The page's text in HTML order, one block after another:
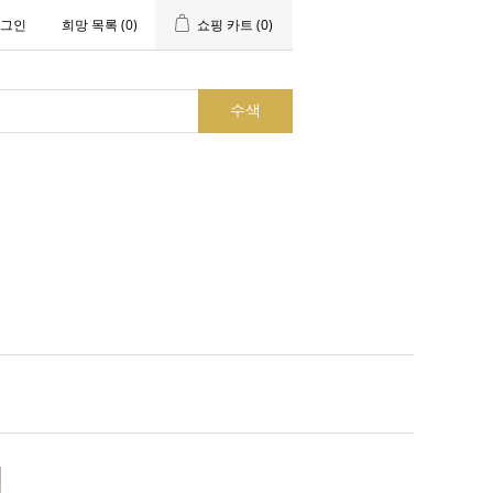
인 희망 목록 (0) 쇼핑 카트 (0)
수색